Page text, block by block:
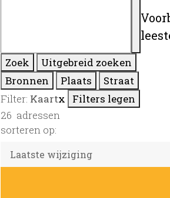
Zoek
Uitgebreid zoeken
Bronnen
Plaats
Straat
Filter: Kaartx
Filters legen
26 adressen
sorteren op: